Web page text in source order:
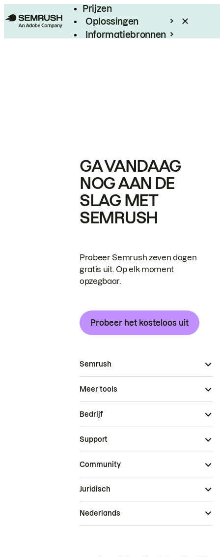
Prijzen
Oplossingen
Informatiebronnen
GA VANDAAG
NOG AAN DE
SLAG MET
SEMRUSH
Probeer Semrush zeven dagen
gratis uit. Op elk moment
opzegbaar.
Probeer het kosteloos uit
Semrush
Meer tools
Bedrijf
Support
Community
Juridisch
Nederlands